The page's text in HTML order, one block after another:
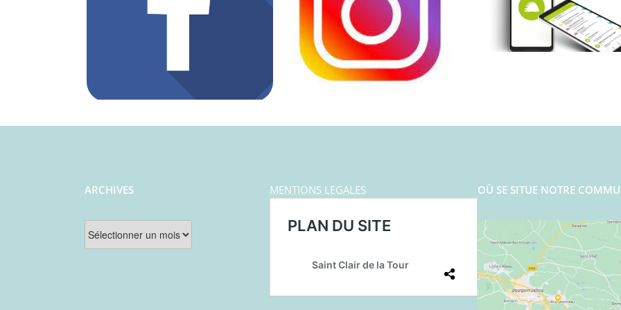
ARCHIVES
Archives
MENTIONS LEGALES OÙ SE SITUE NOTRE